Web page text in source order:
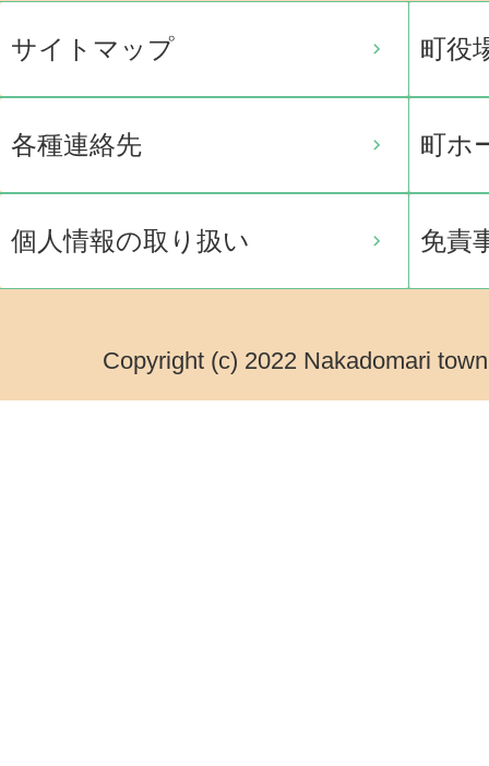
サイトマップ 町役
各種連絡先 町ホ
個人情報の取り扱い 免責
Copyright (c) 2022 Nakadomari